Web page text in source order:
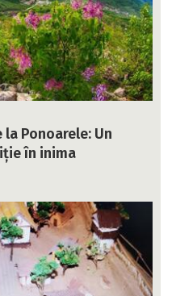
Ponoarele: Un
în inima